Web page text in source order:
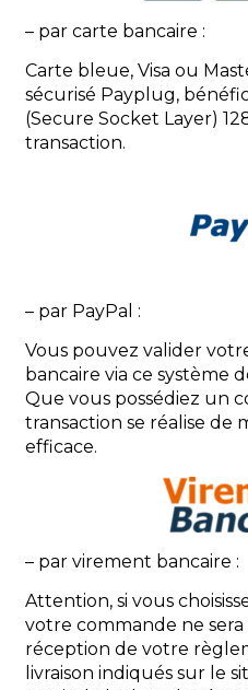
– par carte bancaire :
Carte bleue, Visa ou
sécurisé Payplug,
(Secure Socket Layer)
transaction.
– par PayPal :
Vous pouvez valider
bancaire via ce système
Que vous possédiez un
transaction se réalise de
efficace.
– par virement bancaire :
Attention, si vous
votre commande ne sera
réception de votre
livraison indiqués sur le